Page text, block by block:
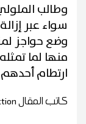
وطالب
سواء عبر
وضع حواجز
منها لما
ارتطام
كاتب المقال